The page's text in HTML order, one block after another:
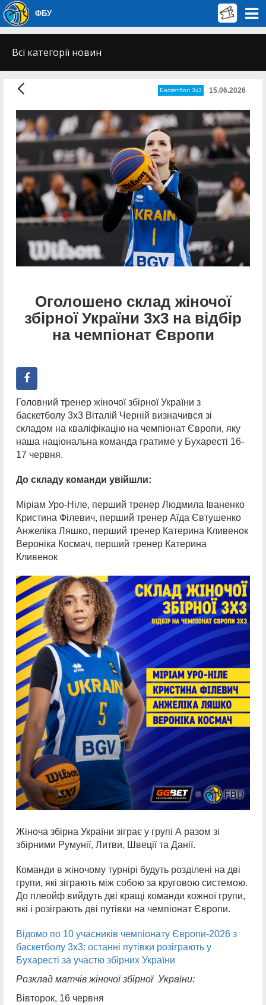
ФБУ
Всі категорії новин
Баскетбол 3х3 15.06.2026
Оголошено склад жіночої
збірної України 3х3 на відбір
на чемпіонат Європи
Головний тренер жіночої збірної України з
баскетболу 3х3 Віталій Черній визначився зі
складом на кваліфікацію на чемпіонат Європи, яку
наша національна команда гратиме у Бухаресті 16-
17 червня.
До складу команди увійшли:
Міріам Уро-Ніле, перший тренер Людмила Іваненко
Кристина Філевич, перший тренер Аїда Євтушенко
Анжеліка Ляшко, перший тренер Катерина Кливенок
Вероніка Космач, перший тренер Катерина
Кливенок
Жіноча збірна України зіграє у групі А разом зі
збірними Румунії, Литви, Швеції та Данії.
Команди в жіночому турнірі будуть розділені на дві
групи, які зіграють між собою за круговою системою.
До плеойф вийдуть дві кращі команди кожної групи,
які і розіграють дві путівки на чемпіонат Європи.
Відомо по 10 учасників чемпіонату Європи-2026 з
баскетболу 3х3: останні путівки розіграють у
Бухаресті за участю збірних України
Розклад матчів жіночої збірної України:
Вівторок, 16 червня